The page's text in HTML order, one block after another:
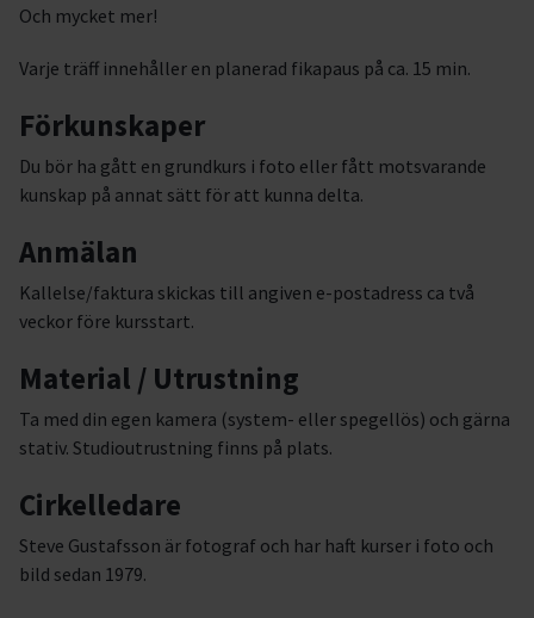
Och mycket mer!
Varje träff innehåller en planerad fikapaus på ca. 15 min.
Förkunskaper
Du bör ha gått en grundkurs i foto eller fått motsvarande
kunskap på annat sätt för att kunna delta.
Anmälan
Kallelse/faktura skickas till angiven e-postadress ca två
veckor före kursstart.
Material / Utrustning
Ta med din egen kamera (system- eller spegellös) och gärna
stativ. Studioutrustning finns på plats.
Cirkelledare
Steve Gustafsson är fotograf och har haft kurser i foto och
bild sedan 1979.